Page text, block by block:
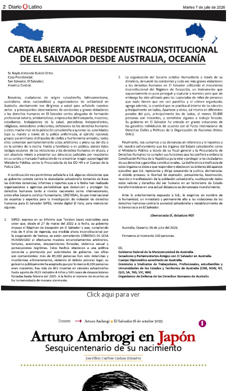
Click aqui para ver